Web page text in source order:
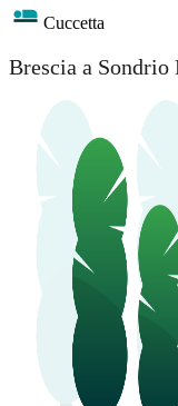
Cuccetta
Brescia a